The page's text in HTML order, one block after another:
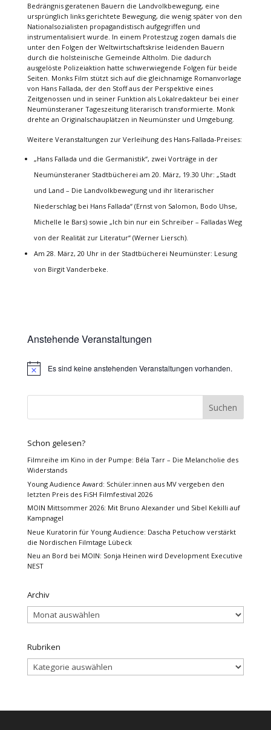
Bedrängnis geratenen Bauern die Landvolkbewegung, eine
ursprünglich links gerichtete Bewegung, die wenig später von den
Nationalsozialisten propagandistisch aufgegriffen und
instrumentalisiert wurde. In einem Protestzug zogen damals die
unter den Folgen der Weltwirtschaftskrise leidenden Bauern
durch die holsteinische Gemeinde Altholm. Die dadurch
ausgelöste Polizeiaktion hatte schwerwiegende Folgen für beide
Seiten. Monks Film stützt sich auf die gleichnamige Romanvorlage
von Hans Fallada, der den Stoff aus der Perspektive eines
Zeitgenossen und in seiner Funktion als Lokalredakteur bei einer
Neumünsteraner Tageszeitung literarisch transformierte. Monk
drehte an Originalschauplätzen in Neumünster und Umgebung.
Weitere Veranstaltungen zur Verleihung des Hans-Fallada-Preises:
„Hans Fallada und die Germanistik“, zwei Vorträge in der
Neumünsteraner Stadtbücherei am 20. März, 19.30 Uhr: „Stadt
und Land – Die Landvolkbewegung und ihr literarischer
Niederschlag bei Hans Fallada“ (Ernst von Salomon, Bodo Uhse,
Michelle le Bars) sowie „Ich bin nur ein Schreiber – Falladas Weg
von der Realität zur Literatur“ (Werner Liersch).
Am 28. März, 20 Uhr in der Stadtbücherei Neumünster: Lesung
von Birgit Vanderbeke.
Anstehende Veranstaltungen
HinweisEs sind keine anstehenden Veranstaltungen vorhanden.
Schon gelesen?
Filmreihe im Kino in der Pumpe: Béla Tarr – Die Melancholie des
Widerstands
Young Audience Award: Schüler:innen aus MV vergeben den
letzten Preis des FiSH Filmfestival 2026
MOIN Mittsommer 2026: Mit Bruno Alexander und Sibel Kekilli auf
Kampnagel
Neue Kuratorin für Young Audience: Dascha Petuchow verstärkt
die Nordischen Filmtage Lübeck
Neu an Bord bei MOIN: Sonja Heinen wird Development Executive
NEST
Archiv
Archiv
Rubriken
Rubriken